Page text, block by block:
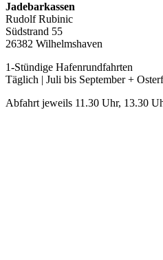
Jadebarkassen
Rudolf Rubinic
Südstrand 55
26382 Wilhelmshaven
1-Stündige Hafenrundfahrten
Täglich | Juli bis September +
Abfahrt jeweils 11.30 Uhr, 13.30